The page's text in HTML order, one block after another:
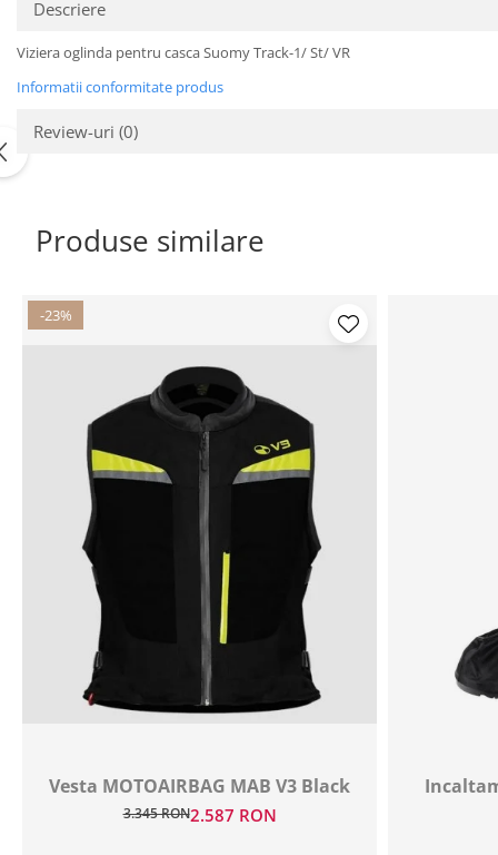
Protectii genunchi
Copii
Casti copii
Ochelari
Protecții
Pantaloni Barbati
Descriere
Viziera oglinda pentru casca Suomy Track-1/ St/ VR
Informatii conformitate produs
Review-uri (0)
Produse similare
-23%
Vesta MOTOAIRBAG MAB V3 Black
3.345 RON2.587 RON